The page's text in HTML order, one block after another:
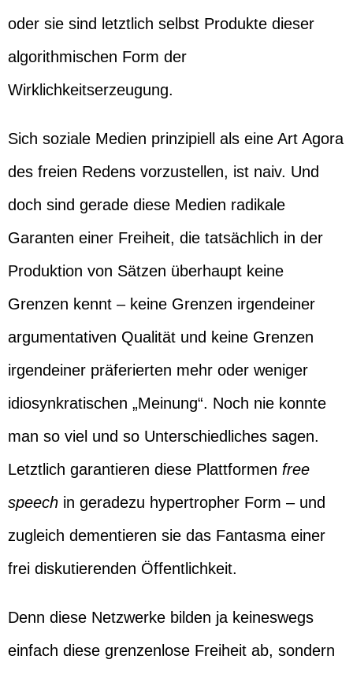
oder sie sind letztlich selbst Produkte dieser
algorithmischen Form der
Wirklichkeitserzeugung.
Sich soziale Medien prinzipiell als eine Art Agora
des freien Redens vorzustellen, ist naiv. Und
doch sind gerade diese Medien radikale
Garanten einer Freiheit, die tatsächlich in der
Produktion von Sätzen überhaupt keine
Grenzen kennt – keine Grenzen irgendeiner
argumentativen Qualität und keine Grenzen
irgendeiner präferierten mehr oder weniger
idiosynkratischen „Meinung“. Noch nie konnte
man so viel und so Unterschiedliches sagen.
Letztlich garantieren diese Plattformen free
speech in geradezu hypertropher Form – und
zugleich dementieren sie das Fantasma einer
frei diskutierenden Öffentlichkeit.
Denn diese Netzwerke bilden ja keineswegs
einfach diese grenzenlose Freiheit ab, sondern